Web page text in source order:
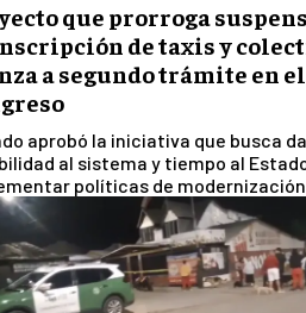
que prorroga
de taxis y
a segundo trámite en el
aprobó la iniciativa que busca
al sistema y tiempo al
políticas de